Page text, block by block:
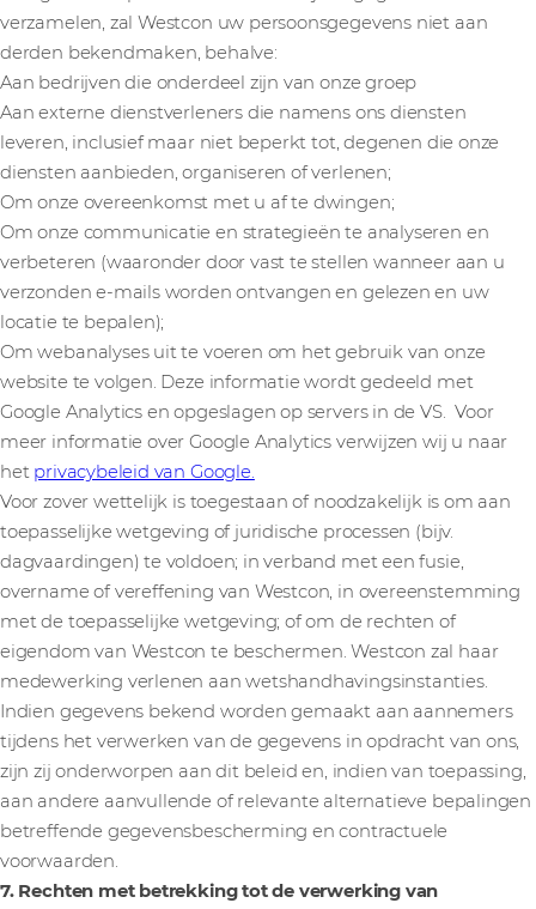
verzamelen, zal Westcon uw persoonsgegevens niet aan
derden bekendmaken, behalve:
Aan bedrijven die onderdeel zijn van onze groep
Aan externe dienstverleners die namens ons diensten
leveren, inclusief maar niet beperkt tot, degenen die onze
diensten aanbieden, organiseren of verlenen;
Om onze overeenkomst met u af te dwingen;
Om onze communicatie en strategieën te analyseren en
verbeteren (waaronder door vast te stellen wanneer aan u
verzonden e-mails worden ontvangen en gelezen en uw
locatie te bepalen);
Om webanalyses uit te voeren om het gebruik van onze
website te volgen. Deze informatie wordt gedeeld met
Google Analytics en opgeslagen op servers in de VS. Voor
meer informatie over Google Analytics verwijzen wij u naar
het privacybeleid van Google.
Voor zover wettelijk is toegestaan of noodzakelijk is om aan
toepasselijke wetgeving of juridische processen (bijv.
dagvaardingen) te voldoen; in verband met een fusie,
overname of vereffening van Westcon, in overeenstemming
met de toepasselijke wetgeving; of om de rechten of
eigendom van Westcon te beschermen. Westcon zal haar
medewerking verlenen aan wetshandhavingsinstanties.
Indien gegevens bekend worden gemaakt aan aannemers
tijdens het verwerken van de gegevens in opdracht van ons,
zijn zij onderworpen aan dit beleid en, indien van toepassing,
aan andere aanvullende of relevante alternatieve bepalingen
betreffende gegevensbescherming en contractuele
voorwaarden.
7. Rechten met betrekking tot de verwerking van